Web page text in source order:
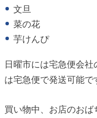
文旦
菜の花
芋けんぴ
日曜市には宅急便会
は宅急便で発送可能で
買い物中、お店のお